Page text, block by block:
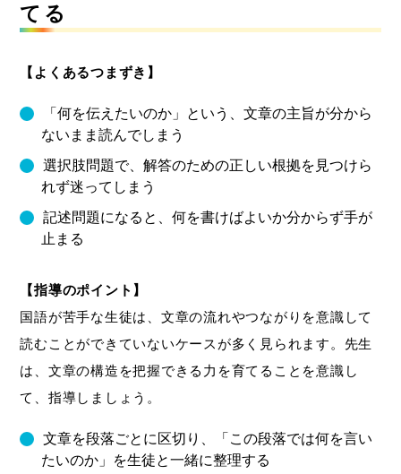
てる
【よくあるつまずき】
「何を伝えたいのか」という、文章の主旨が分から
ないまま読んでしまう
選択肢問題で、解答のための正しい根拠を見つけら
れず迷ってしまう
記述問題になると、何を書けばよいか分からず手が
止まる
【指導のポイント】
国語が苦手な生徒は、文章の流れやつながりを意識して
読むことができていないケースが多く見られます。先生
は、文章の構造を把握できる力を育てることを意識し
て、指導しましょう。
文章を段落ごとに区切り、「この段落では何を言い
たいのか」を生徒と一緒に整理する